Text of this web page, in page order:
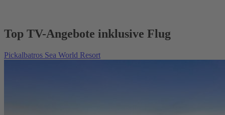
Top TV-Angebote inklusive Flug
Pickalbatros Sea World Resort